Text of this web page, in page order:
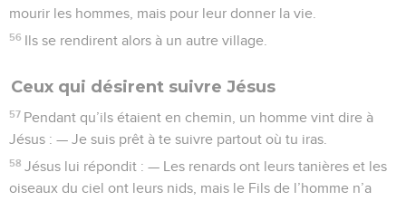
mourir les hommes, mais pour leur donner la vie.
56 Ils se rendirent alors à un autre village.
Ceux qui désirent suivre Jésus
57 Pendant qu’ils étaient en chemin, un homme vint dire à
Jésus : — Je suis prêt à te suivre partout où tu iras.
58 Jésus lui répondit : — Les renards ont leurs tanières et les
oiseaux du ciel ont leurs nids, mais le Fils de l’homme n’a